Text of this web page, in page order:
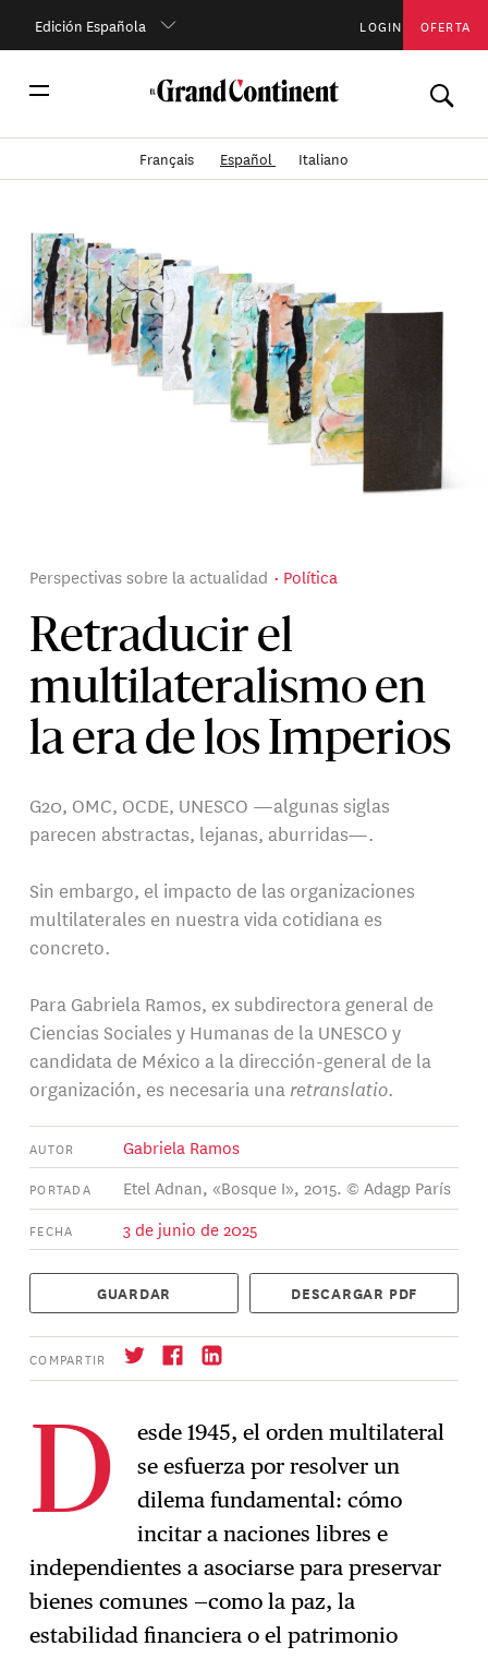
Edición Española LOGIN OFERTA
Français Español Italiano
Retraducir el
multilateralismo en
la era de los Imperios
Perspectivas sobre la actualidad Política
G20, OMC, OCDE, UNESCO —algunas siglas
parecen abstractas, lejanas, aburridas—.
Sin embargo, el impacto de las organizaciones
multilaterales en nuestra vida cotidiana es
concreto.
Para Gabriela Ramos, ex subdirectora general de
Ciencias Sociales y Humanas de la UNESCO y
candidata de México a la dirección-general de la
organización, es necesaria una retranslatio.
AUTOR Gabriela Ramos
PORTADA Etel Adnan, «Bosque I», 2015. © Adagp París
FECHA 3 de junio de 2025
GUARDAR DESCARGAR PDF
COMPARTIR
Suscríbase
D
esde 1945, el orden multilateral
se esfuerza por resolver un
dilema fundamental: cómo
incitar a naciones libres e
independientes a asociarse para preservar
bienes comunes —como la paz, la
estabilidad financiera o el patrimonio